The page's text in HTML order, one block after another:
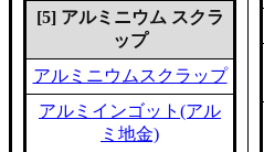
[5] アルミニウム スクラ
ップ
アルミニウムスクラップ
アルミインゴット(アル
ミ地金)